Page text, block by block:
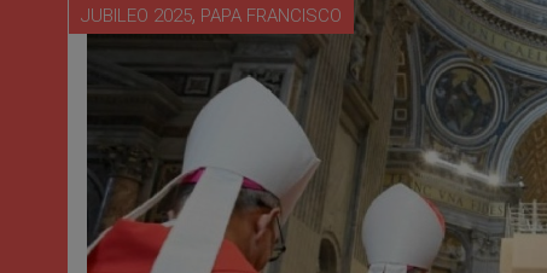
JUBILEO 2025, PAPA FRANCISCO